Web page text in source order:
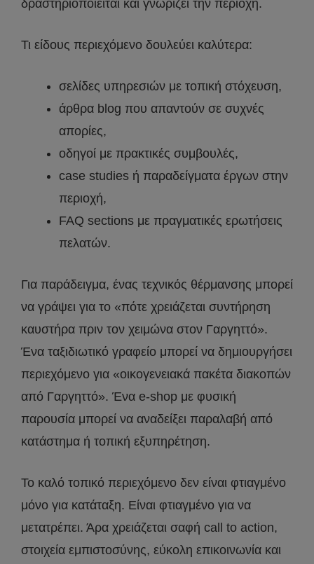
δραστηριοποιείται και γνωρίζει την περιοχή.
Τι είδους περιεχόμενο δουλεύει καλύτερα:
σελίδες υπηρεσιών με τοπική στόχευση,
άρθρα blog που απαντούν σε συχνές
απορίες,
οδηγοί με πρακτικές συμβουλές,
case studies ή παραδείγματα έργων στην
περιοχή,
FAQ sections με πραγματικές ερωτήσεις
πελατών.
Για παράδειγμα, ένας τεχνικός θέρμανσης μπορεί
να γράψει για το «πότε χρειάζεται συντήρηση
καυστήρα πριν τον χειμώνα στον Γαργηττό».
Ένα ταξιδιωτικό γραφείο μπορεί να δημιουργήσει
περιεχόμενο για «οικογενειακά πακέτα διακοπών
από Γαργηττό». Ένα e-shop με φυσική
παρουσία μπορεί να αναδείξει παραλαβή από
κατάστημα ή τοπική εξυπηρέτηση.
Το καλό τοπικό περιεχόμενο δεν είναι φτιαγμένο
μόνο για κατάταξη. Είναι φτιαγμένο για να
μετατρέπει. Άρα χρειάζεται σαφή call to action,
στοιχεία εμπιστοσύνης, εύκολη επικοινωνία και